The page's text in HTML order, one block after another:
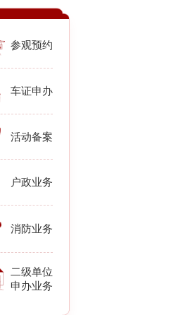
参观预约
车证申办
活动备案
户政业务
消防业务
二级单位
申办业务